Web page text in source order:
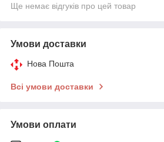
Ще немає відгуків про цей товар
Умови доставки
Нова Пошта
Всі умови доставки
Умови оплати